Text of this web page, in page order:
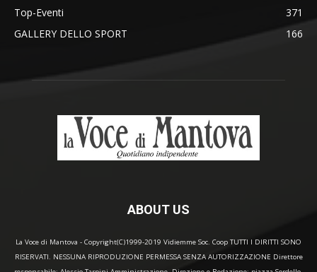
Top-Eventi
371
GALLERY DELLO SPORT
166
ABOUT US
La Voce di Mantova - Copyright(C)1999-2019 Vidiemme Soc. Coop TUTTI I DIRITTI SONO
RISERVATI. NESSUNA RIPRODUZIONE PERMESSA SENZA AUTORIZZAZIONE Direttore